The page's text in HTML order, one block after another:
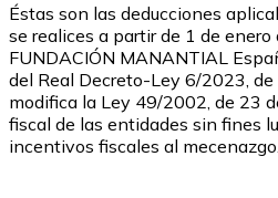
Éstas son las deducciones
se realices a partir de 1 de
FUNDACIÓN MANANTIAL
del Real Decreto-Ley 6/2023, de
modifica la Ley 49/2002, de 23
fiscal de las entidades sin fines
incentivos fiscales al mecenazgo.